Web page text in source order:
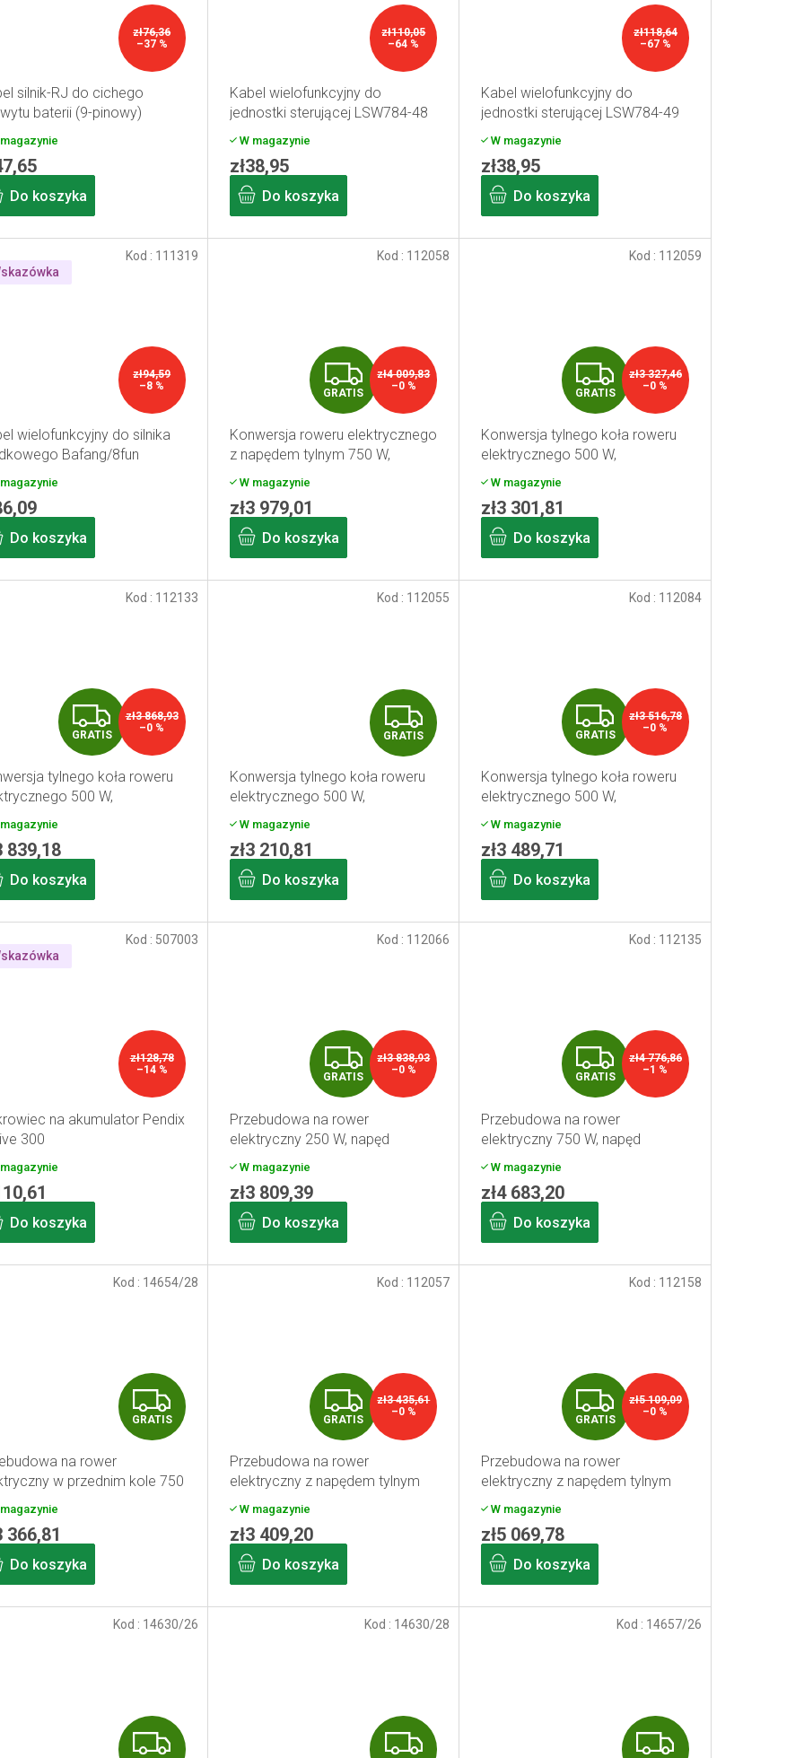
zł76,36
–37 %
silnik-RJ do cichego
baterii (9-pinowy)
Do koszyka
zł110,05
–64 %
Kabel wielofunkcyjny do
jednostki sterującej LSW784-48
W magazynie
zł38,95
Do koszyka
zł118,64
–67 %
Kabel wielofunkcyjny do
jednostki sterującej LSW784-49
W magazynie
zł38,95
Do koszyka
zł94,59
–8 %
wielofunkcyjny do silnika
Bafang/8fun
Do koszyka
Kod : 111319
G
R
A
GRATIS
zł4 009,83
–0 %
Konwersja roweru elektrycznego
z napędem tylnym 750 W,
akumulatorem 13 Ah,
wyświetlaczem, 26"
W magazynie
zł3 979,01
Do koszyka
Kod : 112058
G
R
A
GRATIS
zł3 327,46
–0 %
Konwersja tylnego koła roweru
elektrycznego 500 W,
akumulator 15,6 Ah, z
wyświetlaczem, 26"
W magazynie
zł3 301,81
Do koszyka
Kod : 112059
G
R
A
GRATIS
zł3 868,93
–0 %
tylnego koła roweru
500 W,
15,6 Ah, z
26"
839,18
Do koszyka
Kod : 112133
G
R
A
GRATIS
Konwersja tylnego koła roweru
elektrycznego 500 W,
akumulator ramowy 13 Ah, z
wyświetlaczem, 26"
W magazynie
zł3 210,81
Do koszyka
Kod : 112055
G
R
A
GRATIS
zł3 516,78
–0 %
Konwersja tylnego koła roweru
elektrycznego 500 W,
akumulator ramowy 15,6 Ah, z
wyświetlaczem, 26"
W magazynie
zł3 489,71
Do koszyka
Kod : 112084
zł128,78
–14 %
na akumulator Pendix
300
Do koszyka
Kod : 507003
G
R
A
GRATIS
zł3 838,93
–0 %
Przebudowa na rower
elektryczny 250 W, napęd
akumulatora 15,6 Ah, zasięg do
120 km
W magazynie
zł3 809,39
Do koszyka
Kod : 112066
G
R
A
GRATIS
zł4 776,86
–1 %
Przebudowa na rower
elektryczny 750 W, napęd
akumulatora ramowego, zasięg
do 120 km
W magazynie
zł4 683,20
Do koszyka
Kod : 112135
G
R
A
GRATIS
na rower
w przednim kole 750
366,81
Do koszyka
Kod : 14654/28
G
R
A
GRATIS
zł3 435,61
–0 %
Przebudowa na rower
elektryczny z napędem tylnym
wyświetlaczem, 26"
W magazynie
zł3 409,20
Do koszyka
Kod : 112057
G
R
A
GRATIS
zł5 109,09
–0 %
Przebudowa na rower
elektryczny z napędem tylnym
Ah, z wyświetlaczem, 26"
W magazynie
zł5 069,78
Do koszyka
Kod : 112158
G
Kod : 14630/26
G
Kod : 14630/28
G
Kod : 14657/26